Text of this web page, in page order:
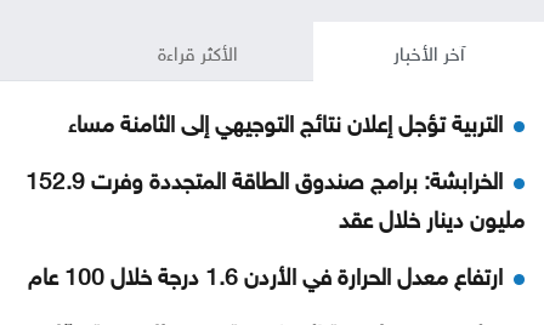
آخر الأخبار الأكثر قراءة
التربية تؤجل إعلان نتائج التوجيهي إلى الثامنة مساء
الخرابشة: برامج صندوق الطاقة المتجددة وفرت 152.9
مليون دينار خلال عقد
ارتفاع معدل الحرارة في الأردن 1.6 درجة خلال 100 عام